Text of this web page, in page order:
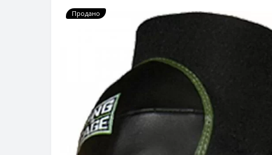
Продано